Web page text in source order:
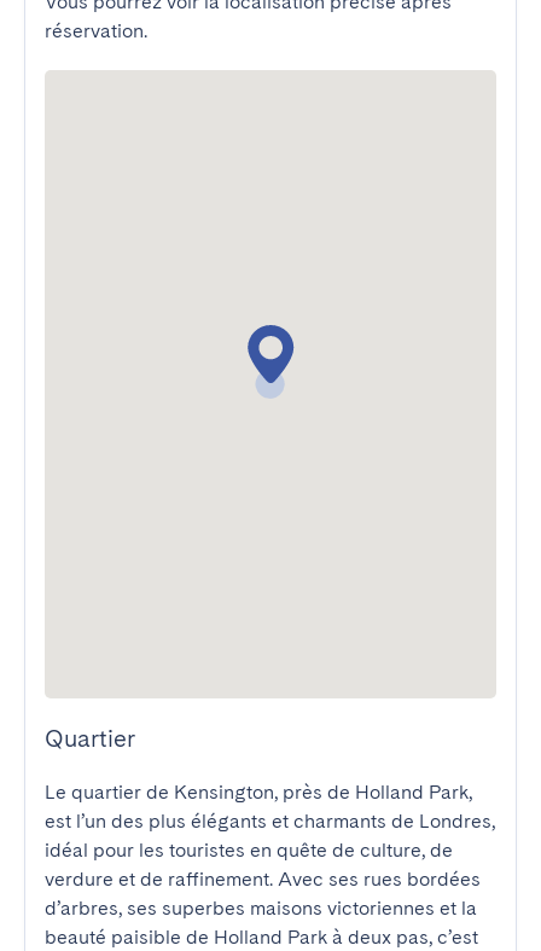
réservation.
Quartier
Le quartier de Kensington, près de Holland Park,
est l’un des plus élégants et charmants de Londres,
idéal pour les touristes en quête de culture, de
verdure et de raffinement. Avec ses rues bordées
d’arbres, ses superbes maisons victoriennes et la
beauté paisible de Holland Park à deux pas, c’est